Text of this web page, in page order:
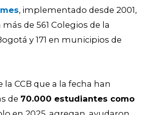
, implementado desde 2001,
de 561 Colegios de la
y 171 en municipios de
la CCB que a la fecha han
de 70.000 estudiantes como